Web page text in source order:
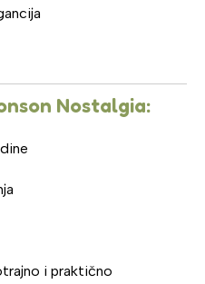
Nostalgia:
i praktično